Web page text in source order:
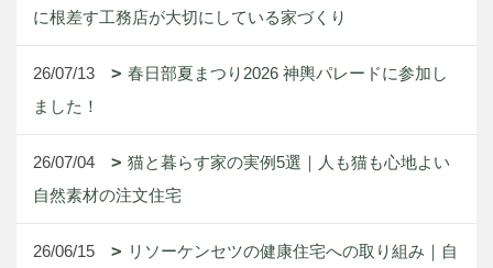
に根差す工務店が大切にしている家づくり
26/07/13
春日部夏まつり2026 神輿パレードに参加し
ました！
26/07/04
猫と暮らす家の実例5選｜人も猫も心地よい
自然素材の注文住宅
26/06/15
リソーケンセツの健康住宅への取り組み｜自